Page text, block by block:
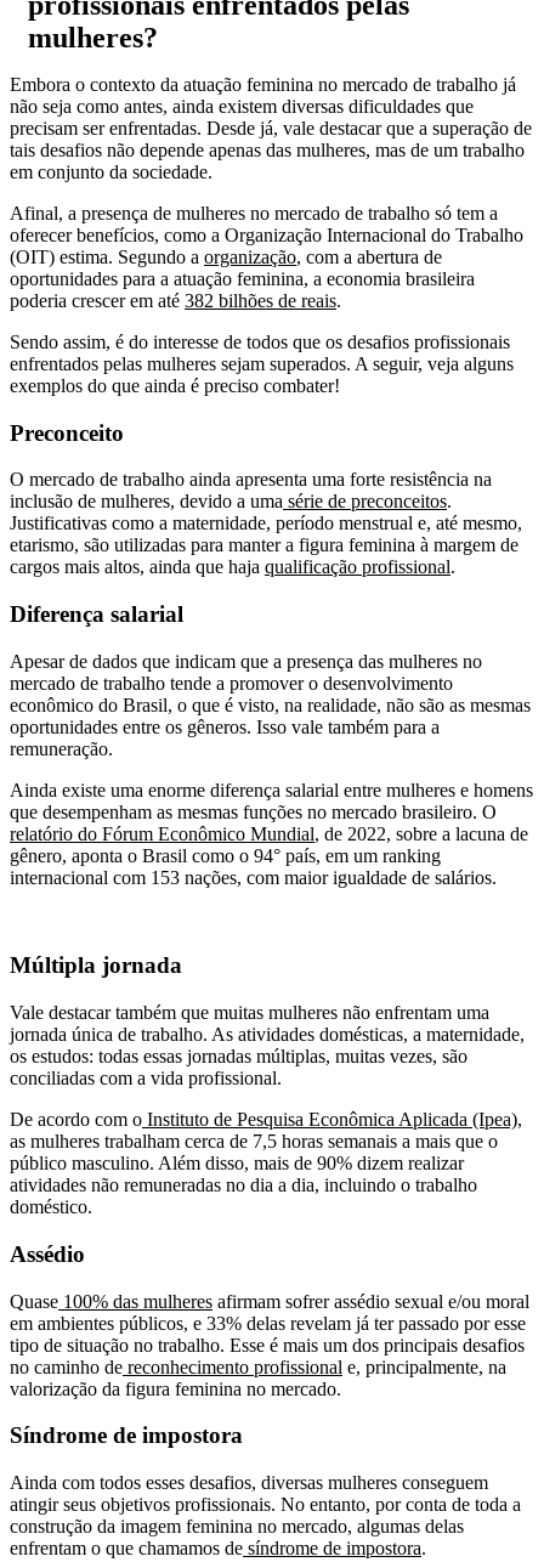
mulheres?
Embora o contexto da atuação feminina no mercado de trabalho já
não seja como antes, ainda existem diversas dificuldades que
precisam ser enfrentadas. Desde já, vale destacar que a superação de
tais desafios não depende apenas das mulheres, mas de um trabalho
em conjunto da sociedade.
Afinal, a presença de mulheres no mercado de trabalho só tem a
oferecer benefícios, como a Organização Internacional do Trabalho
(OIT) estima. Segundo a organização, com a abertura de
oportunidades para a atuação feminina, a economia brasileira
poderia crescer em até 382 bilhões de reais.
Sendo assim, é do interesse de todos que os desafios profissionais
enfrentados pelas mulheres sejam superados. A seguir, veja alguns
exemplos do que ainda é preciso combater!
Preconceito
O mercado de trabalho ainda apresenta uma forte resistência na
inclusão de mulheres, devido a uma série de preconceitos.
Justificativas como a maternidade, período menstrual e, até mesmo,
etarismo, são utilizadas para manter a figura feminina à margem de
cargos mais altos, ainda que haja qualificação profissional.
Diferença salarial
Apesar de dados que indicam que a presença das mulheres no
mercado de trabalho tende a promover o desenvolvimento
econômico do Brasil, o que é visto, na realidade, não são as mesmas
oportunidades entre os gêneros. Isso vale também para a
remuneração.
Ainda existe uma enorme diferença salarial entre mulheres e homens
que desempenham as mesmas funções no mercado brasileiro. O
relatório do Fórum Econômico Mundial, de 2022, sobre a lacuna de
gênero, aponta o Brasil como o 94° país, em um ranking
internacional com 153 nações, com maior igualdade de salários.
Múltipla jornada
Vale destacar também que muitas mulheres não enfrentam uma
jornada única de trabalho. As atividades domésticas, a maternidade,
os estudos: todas essas jornadas múltiplas, muitas vezes, são
conciliadas com a vida profissional.
De acordo com o Instituto de Pesquisa Econômica Aplicada (Ipea),
as mulheres trabalham cerca de 7,5 horas semanais a mais que o
público masculino. Além disso, mais de 90% dizem realizar
atividades não remuneradas no dia a dia, incluindo o trabalho
doméstico.
Assédio
Quase 100% das mulheres afirmam sofrer assédio sexual e/ou moral
em ambientes públicos, e 33% delas revelam já ter passado por esse
tipo de situação no trabalho. Esse é mais um dos principais desafios
no caminho de reconhecimento profissional e, principalmente, na
valorização da figura feminina no mercado.
Síndrome de impostora
Ainda com todos esses desafios, diversas mulheres conseguem
atingir seus objetivos profissionais. No entanto, por conta de toda a
construção da imagem feminina no mercado, algumas delas
enfrentam o que chamamos de síndrome de impostora.